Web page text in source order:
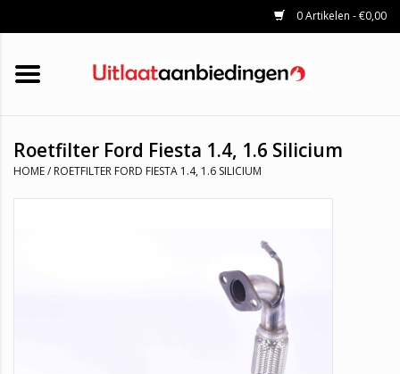
0 Artikelen - €0,00
HOME
KATALYSATOREN
UNIVERSELE UITLAATDELEN
Roetfilter Ford Fiesta 1.4, 1.6 Silicium
HOME/ ROETFILTER FORD FIESTA 1.4, 1.6 SILICIUM